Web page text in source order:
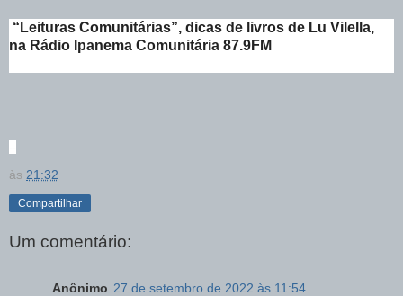
“Leituras Comunitárias”, dicas de livros de Lu Vilella,
na Rádio Ipanema Comunitária 87.9FM
--
às 21:32
Compartilhar
Um comentário:
Anônimo 27 de setembro de 2022 às 11:54